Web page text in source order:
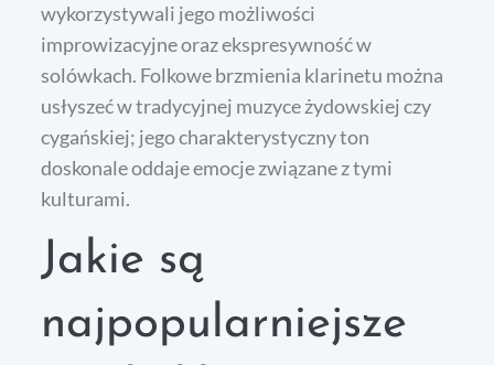
wykorzystywali jego możliwości
improwizacyjne oraz ekspresywność w
solówkach. Folkowe brzmienia klarinetu można
usłyszeć w tradycyjnej muzyce żydowskiej czy
cygańskiej; jego charakterystyczny ton
doskonale oddaje emocje związane z tymi
kulturami.
Jakie są
najpopularniejsze